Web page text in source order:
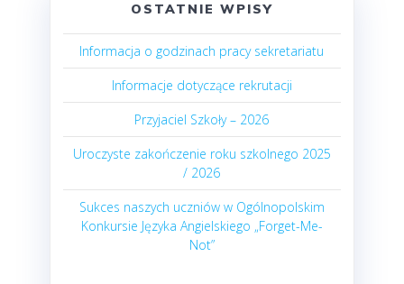
OSTATNIE WPISY
Informacja o godzinach pracy sekretariatu
Informacje dotyczące rekrutacji
Przyjaciel Szkoły – 2026
Uroczyste zakończenie roku szkolnego 2025
/ 2026
Sukces naszych uczniów w Ogólnopolskim
Konkursie Języka Angielskiego „Forget-Me-
Not”